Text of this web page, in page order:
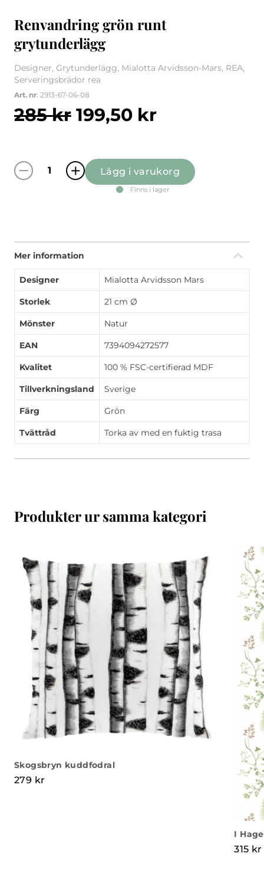
Renvandring grön runt
grytunderlägg
Designer, Grytunderlägg, Mialotta Arvidsson-Mars, REA,
Serveringsbrädor rea
Art. nr: 2913-67-06-08
285kr Det ursprungliga
199,50 krDet
Renvandring grön runt grytunderlägg
Lägg i varukorg
Finns i lager
Mer information
Designer Mialotta Arvidsson Mars
Storlek 21 cm Ø
Mönster Natur
EAN 7394094272577
Kvalitet 100 % FSC-certifierad MDF
Tillverkningsland Sverige
Färg Grön
Tvättråd Torka av med en fuktig trasa
Produkter ur samma kategori
Skogsbryn kuddfodral
279 kr
I
315 kr